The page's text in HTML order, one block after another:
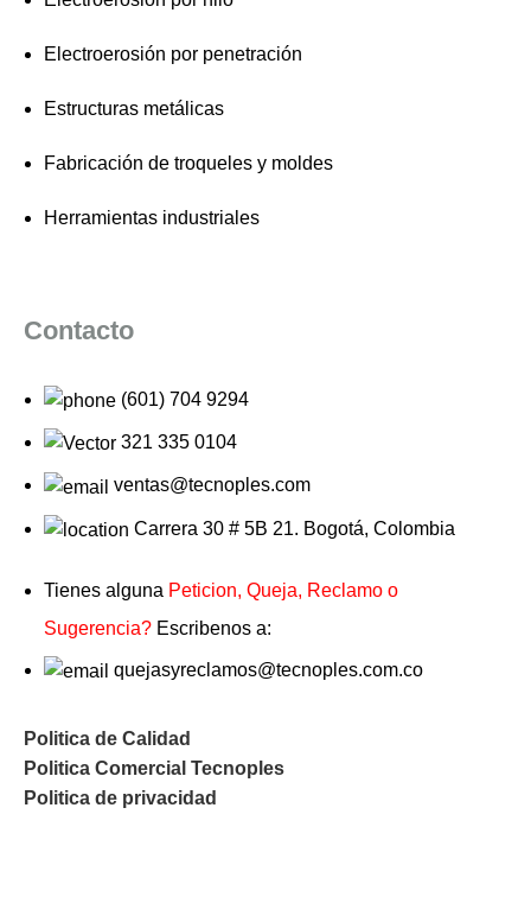
Electroerosión por penetración
Estructuras metálicas
Fabricación de troqueles y moldes
Herramientas industriales
Contacto
(601) 704 9294
321 335 0104
ventas@tecnoples.com
Carrera 30 # 5B 21. Bogotá, Colombia
Tienes alguna Peticion, Queja, Reclamo o
Sugerencia? Escribenos a:
quejasyreclamos@tecnoples.com.co
Politica de Calidad
Politica Comercial Tecnoples
Politica de privacidad